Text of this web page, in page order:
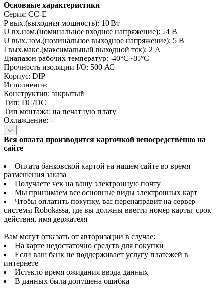
Основные характеристики
Серия: CC-E
P вых.(выходная мощность): 10 Вт
U вх.ном.(номинальное входное напряжение): 24 В
U вых.ном.(номинальное выходное напряжение): 5 В
I вых.макс.(максимальный выходной ток): 2 А
Диапазон рабочих температур: -40°C~85°C
Прочность изоляции I/O: 500 АС
Корпус: DIP
Исполнение: -
Конструктив: закрытый
Тип: DC/DC
Тип монтажа: на печатную плату
Охлаждение: -
Вся оплата производится карточкой непосредственно на
сайте
Оплата банковской картой на нашем сайте во время
размещения заказа
Получаете чек на вашу электронную почту
Мы принимаем все основные виды электронных карт
Чтобы оплатить покупку, вас перенаправит на сервер
системы Robokassa, где вы должны ввести номер карты, срок
действия, имя держателя
Вам могут отказать от авторизации в случае:
На карте недостаточно средств для покупки
Если ваш банк не поддерживает услугу платежей в
интернете
Истекло время ожидания ввода данных
В данных была допущена ошибка